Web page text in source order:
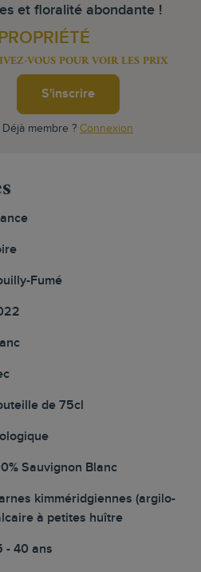
et floralité abondante !
VOUS POUR VOIR LES PRIX
S'inscrire
Déjà membre ? Connexion
Fumé
de 75cl
Sauvignon Blanc
kimméridgiennes (argilo-
à petites huître
- 40 ans